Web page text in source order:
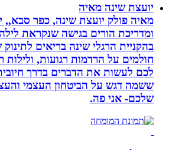
יועצת שינה מאיה
מאיה פולק יועצת שינה, כפר סבא,, יועצת
ומדריכת הורים בגישה שנקראת לילה
בהקניית הרגלי שינה בריאים לתינוק
חולמים על הרדמות רגועות, ולילות
לכם לעשות את הדברים בדרך חיובית
ששמה דגש על הביטחון העצמי
שלכם- אני פה.